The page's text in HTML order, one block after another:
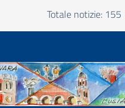
Totale notizie: 155